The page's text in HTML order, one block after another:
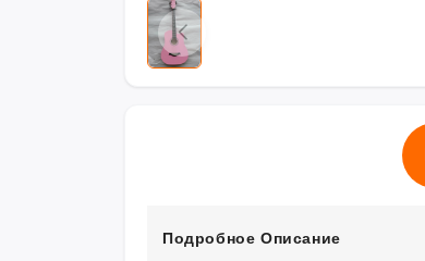
Подробное Описание